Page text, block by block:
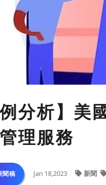
例分析】
理服務
聞稿 Jan 18,2023 新聞